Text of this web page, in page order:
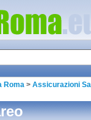
Roma > Assicurazioni